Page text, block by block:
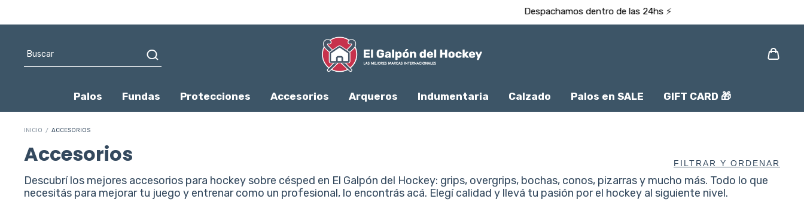
Palos Fundas Protecciones Accesorios Arqueros Indumentaria Calzado Palos en SALE GIFT CARD 🎁
INICIO / ACCESORIOS
Accesorios FILTRAR Y ORDENAR
Descubrí los mejores accesorios para hockey sobre césped en El Galpón del Hockey: grips, overgrips, bochas, conos, pizarras y mucho más. Todo lo que
necesitás para mejorar tu juego y entrenar como un profesional, lo encontrás acá. Elegí calidad y llevá tu pasión por el hockey al siguiente nivel.